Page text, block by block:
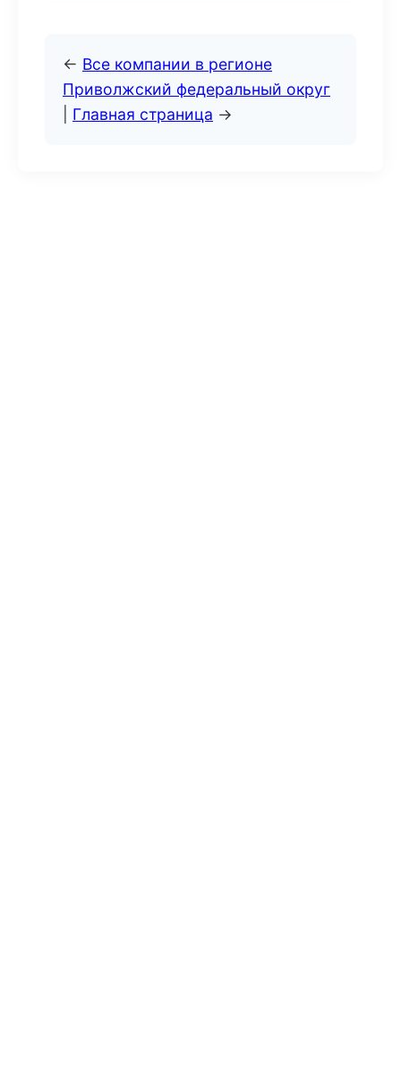
← Все компании в регионе
Приволжский федеральный округ
Главная страница →